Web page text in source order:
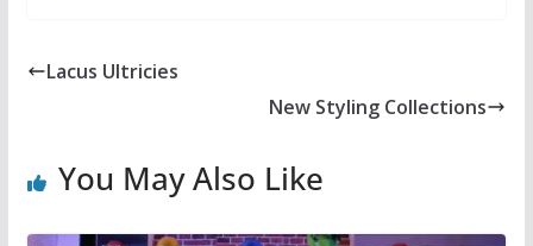
Lacus Ultricies
New Styling Collections
You May Also Like